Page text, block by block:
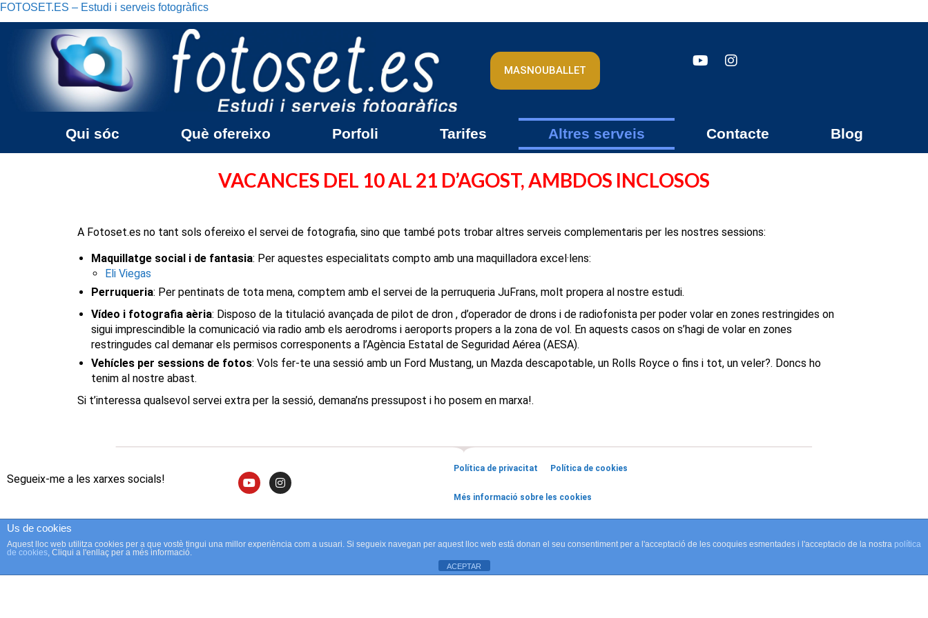
FOTOSET.ES – Estudi i serveis fotogràfics
MASNOUBALLET
Qui sóc Què ofereixo Porfoli Tarifes Altres serveis Contacte Blog
VACANCES DEL 10 AL 21 D’AGOST, AMBDOS INCLOSOS
A Fotoset.es no tant sols ofereixo el servei de fotografia, sino que també pots trobar altres serveis complementaris per les nostres sessions:
Maquillatge social i de fantasia: Per aquestes especialitats compto amb una maquilladora excel·lens:
Eli Viegas
Perruqueria: Per pentinats de tota mena, comptem amb el servei de la perruqueria JuFrans, molt propera al nostre estudi.
Vídeo i fotografia aèria: Disposo de la titulació avançada de pilot de dron , d’operador de drons i de radiofonista per poder volar en zones restringides on
sigui imprescindible la comunicació via radio amb els aerodroms i aeroports propers a la zona de vol. En aquests casos on s’hagi de volar en zones
restringudes cal demanar els permisos corresponents a l’Agència Estatal de Seguridad Aérea (AESA).
Vehícles per sessions de fotos: Vols fer-te una sessió amb un Ford Mustang, un Mazda descapotable, un Rolls Royce o fins i tot, un veler?. Doncs ho
tenim al nostre abast.
Si t’interessa qualsevol servei extra per la sessió, demana’ns pressupost i ho posem en marxa!.
Segueix-me a les xarxes socials!
Política de privacitat Política de cookies
Més informació sobre les cookies
Us de cookies
Aquest lloc web utilitza cookies per a que vostè tingui una millor experiència com a usuari. Si segueix navegan per aquest lloc web está donan el seu consentiment per a l'acceptació de les cooquies esmentades i l'acceptacio de la nostra política
de cookies, Cliqui a l'enllaç per a més informació.
ACEPTAR